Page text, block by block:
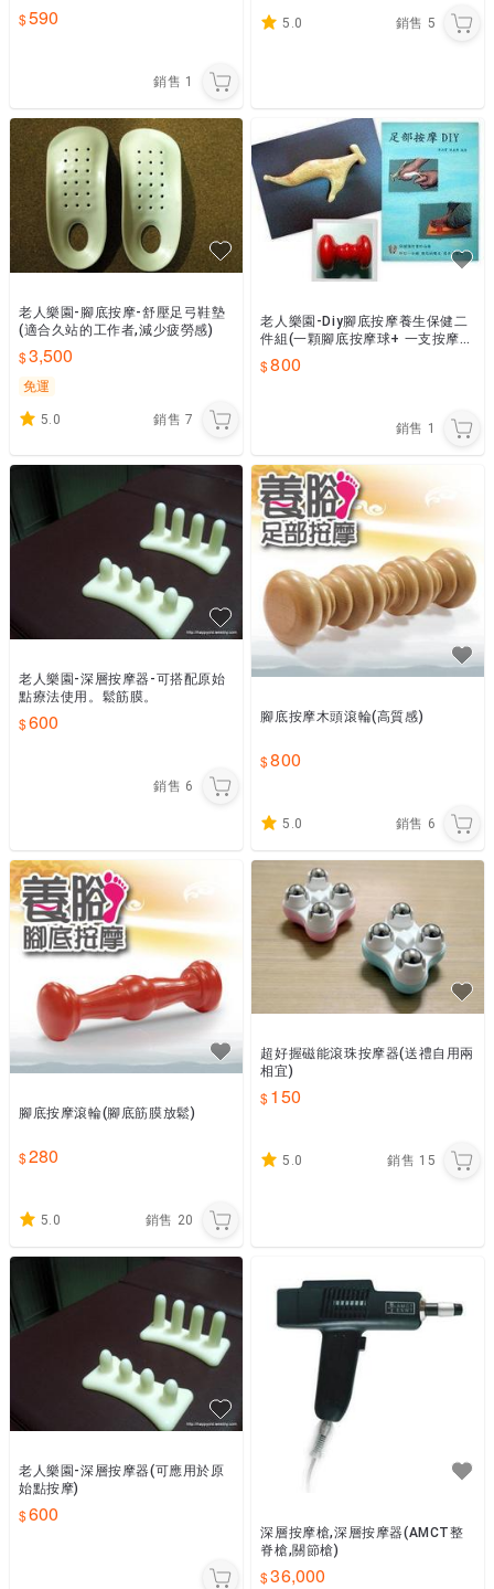
摩 居家 隨身必備健康良棒
590
銷售 1
5.0 銷售 5
老人樂園-腳底按摩-舒壓足弓鞋墊
(適合久站的工作者,減少疲勞感)
3,500
免運
5.0 銷售 7
老人樂園-Diy腳底按摩養生保健二
件組(一顆腳底按摩球+ 一支按摩棒
+教材) 限時特價
800
銷售 1
老人樂園-深層按摩器-可搭配原始
點療法使用。鬆筋膜。
600
銷售 6
腳底按摩木頭滾輪(高質感)
800
5.0 銷售 6
腳底按摩滾輪(腳底筋膜放鬆)
280
5.0 銷售 20
超好握磁能滾珠按摩器(送禮自用兩
相宜)
150
5.0 銷售 15
老人樂園-深層按摩器(可應用於原
始點按摩)
600
深層按摩槍,深層按摩器(AMCT整
脊槍,關節槍)
36,000